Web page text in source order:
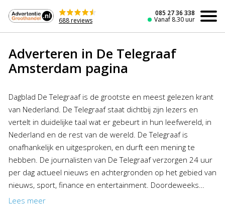
de
inhoud
688 reviews
085 27 36 338
Vanaf 8.30 uur
Adverteren in De Telegraaf
Amsterdam pagina
Dagblad De Telegraaf is de grootste en meest gelezen krant
van Nederland. De Telegraaf staat dichtbij zijn lezers en
vertelt in duidelijke taal wat er gebeurt in hun leefwereld, in
Nederland en de rest van de wereld. De Telegraaf is
onafhankelijk en uitgesproken, en durft een mening te
hebben. De journalisten van De Telegraaf verzorgen 24 uur
per dag actueel nieuws en achtergronden op het gebied van
nieuws, sport, finance en entertainment. Doordeweeks
besteedt De Telegraaf op een volledige spread aandacht
Lees meer